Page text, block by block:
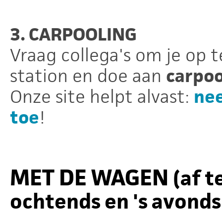
3. CARPOOLING
Vraag collega's om je op
station en doe aan
Onze site helpt alvast:
toe!
MET DE WAGEN (af
ochtends en 's